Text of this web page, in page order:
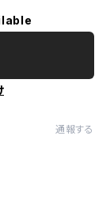
通報する